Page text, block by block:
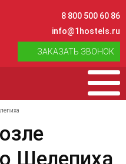
8 800 500 60 86
info@1hostels.ru
ЗАКАЗАТЬ ЗВОНОК
Шелепиха